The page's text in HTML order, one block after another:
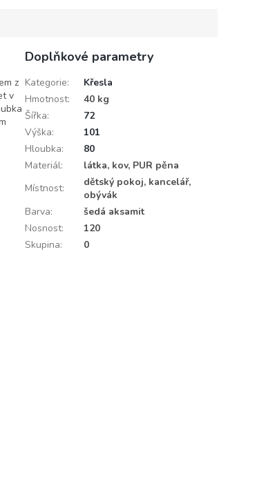
z
v
Doplňkové parametry
Kategorie:
Křesla
Hmotnost:
40 kg
Šířka:
72
Výška:
101
Hloubka:
80
Materiál:
látka, kov, PUR pěna
Místnost:
dětský pokoj, kancelář,
obývák
Barva:
šedá aksamit
Nosnost:
120
Skupina: 0